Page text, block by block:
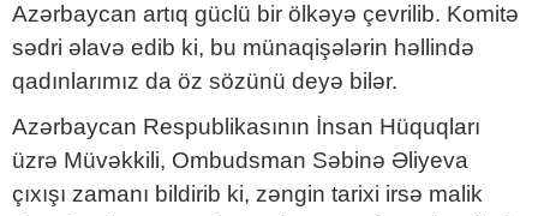
Azərbaycan artıq güclü bir ölkəyə çevrilib. Komitə
sədri əlavə edib ki, bu münaqişələrin həllində
qadınlarımız da öz sözünü deyə bilər.
Azərbaycan Respublikasının İnsan Hüquqları
üzrə Müvəkkili, Ombudsman Səbinə Əliyeva
çıxışı zamanı bildirib ki, zəngin tarixi irsə malik